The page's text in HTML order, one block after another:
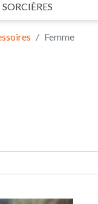
SORCIÈRES
Femme